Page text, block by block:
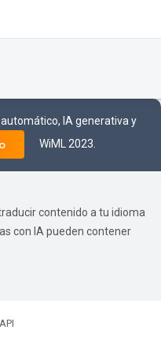
IA generativa y
WiML 2023.
contenido a tu idioma
con IA pueden contener
API